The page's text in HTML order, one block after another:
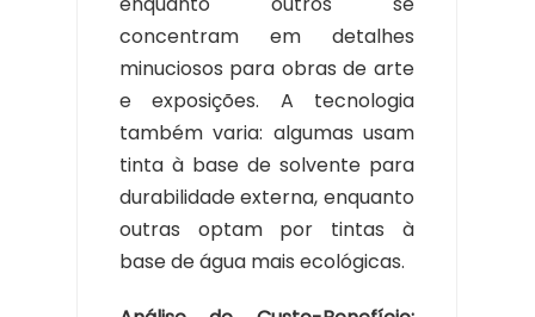
concentram em detalhes
minuciosos para obras de arte
e exposições. A tecnologia
também varia: algumas usam
tinta à base de solvente para
durabilidade externa, enquanto
outras optam por tintas à
base de água mais ecológicas.